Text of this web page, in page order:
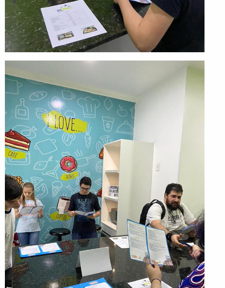
PEÇA UMA DEMONSTRAÇÃO DE MÉTODO